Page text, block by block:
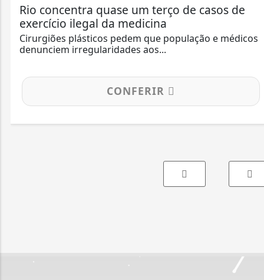
Rio concentra quase um terço de casos de
exercício ilegal da medicina
Cirurgiões plásticos pedem que população e médicos
denunciem irregularidades aos...
CONFERIR